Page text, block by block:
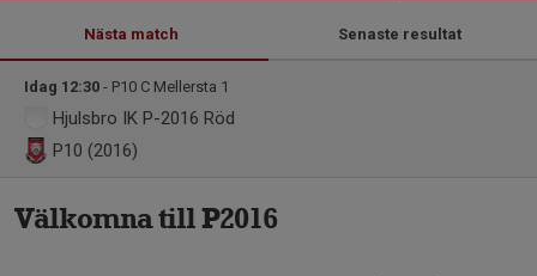
Nästa match Senaste resultat
Idag 12:30 - P10 C Mellersta 1
Hjulsbro IK P-2016 Röd
P10 (2016)
Välkomna till P2016